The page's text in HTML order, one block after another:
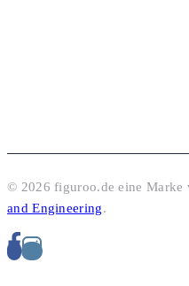
© 2026 figuroo.de eine Marke
and Engineering.